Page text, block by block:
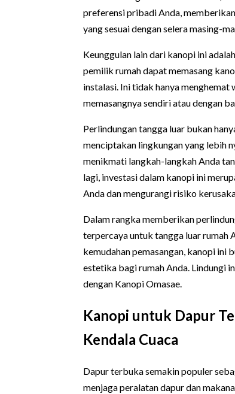
preferensi pribadi Anda,
yang sesuai dengan selera masing-
Keunggulan lain dari kanopi ini
pemilik rumah dapat memasang
instalasi. Ini tidak hanya
memasangnya sendiri atau dengan
Perlindungan tangga luar bukan
menciptakan lingkungan yang lebih
menikmati langkah-langkah Anda
lagi, investasi dalam kanopi ini
Anda dan mengurangi risiko
Dalam rangka memberikan
terpercaya untuk tangga luar rumah
kemudahan pemasangan, kanopi ini
estetika bagi rumah Anda. Lindungi
dengan Kanopi Omasae.
Kanopi untuk Dapur
Kendala Cuaca
Dapur terbuka semakin populer
menjaga peralatan dapur dan